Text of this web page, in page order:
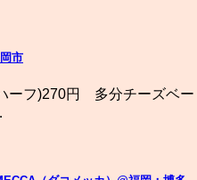
市
ーフ)270円 多分チーズベー